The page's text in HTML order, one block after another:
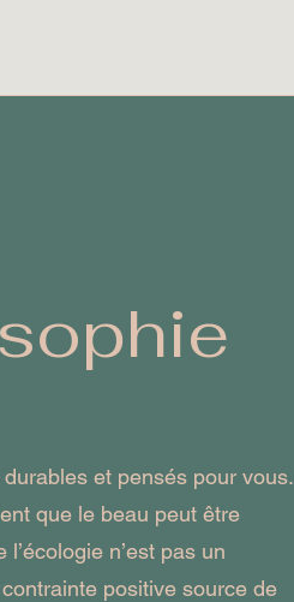
et pensés pour vous.
que le beau peut être
n’est pas un
positive source de